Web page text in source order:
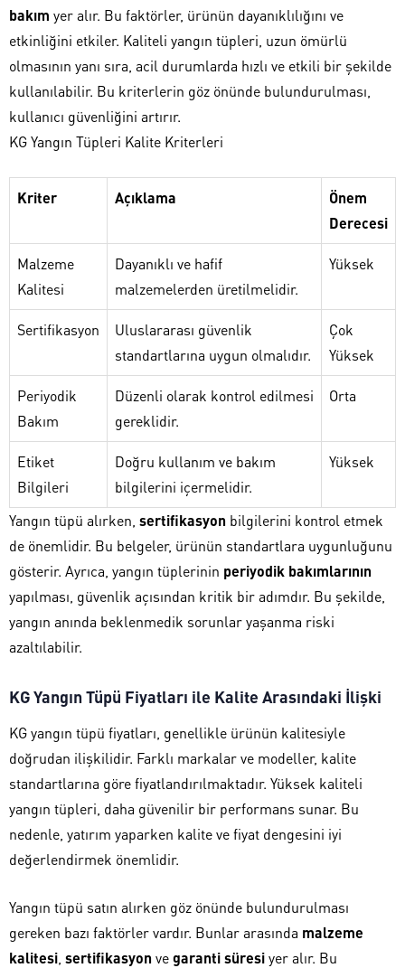
bakım yer alır. Bu faktörler, ürünün dayanıklılığını ve
etkinliğini etkiler. Kaliteli yangın tüpleri, uzun ömürlü
olmasının yanı sıra, acil durumlarda hızlı ve etkili bir şekilde
kullanılabilir. Bu kriterlerin göz önünde bulundurulması,
kullanıcı güvenliğini artırır.
KG Yangın Tüpleri Kalite Kriterleri
Kriter Açıklama
Önem
Derecesi
Malzeme
Kalitesi
Dayanıklı ve hafif
malzemelerden üretilmelidir.
Yüksek
Sertifikasyon
Uluslararası güvenlik
standartlarına uygun olmalıdır.
Çok
Yüksek
Periyodik
Bakım
Düzenli olarak kontrol edilmesi
gereklidir.
Orta
Etiket
Bilgileri
Doğru kullanım ve bakım
bilgilerini içermelidir.
Yüksek
Yangın tüpü alırken, sertifikasyon bilgilerini kontrol etmek
de önemlidir. Bu belgeler, ürünün standartlara uygunluğunu
gösterir. Ayrıca, yangın tüplerinin periyodik bakımlarının
yapılması, güvenlik açısından kritik bir adımdır. Bu şekilde,
yangın anında beklenmedik sorunlar yaşanma riski
azaltılabilir.
KG Yangın Tüpü Fiyatları ile Kalite Arasındaki İlişki
KG yangın tüpü fiyatları, genellikle ürünün kalitesiyle
doğrudan ilişkilidir. Farklı markalar ve modeller, kalite
standartlarına göre fiyatlandırılmaktadır. Yüksek kaliteli
yangın tüpleri, daha güvenilir bir performans sunar. Bu
nedenle, yatırım yaparken kalite ve fiyat dengesini iyi
değerlendirmek önemlidir.
Yangın tüpü satın alırken göz önünde bulundurulması
gereken bazı faktörler vardır. Bunlar arasında malzeme
kalitesi sertifikasyon vegaranti süresiyer alır. Bu